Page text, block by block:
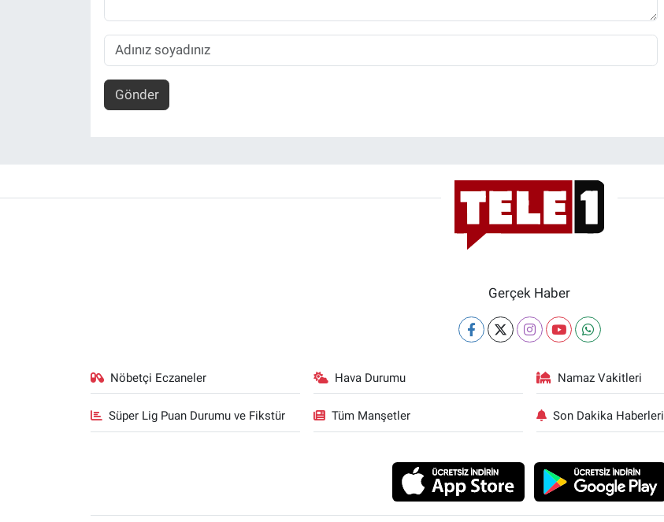
Gönder
Gerçek Haber
Nöbetçi Eczaneler Hava Durumu Namaz Vakitleri
Süper Lig Puan Durumu ve Fikstür Tüm Manşetler Son Dakika Haberleri